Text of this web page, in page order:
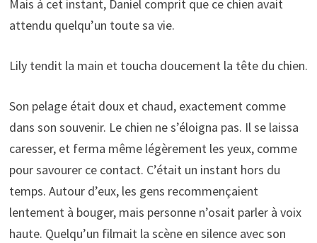
Mais à cet instant, Daniel comprit que ce chien avait
attendu quelqu’un toute sa vie.
Lily tendit la main et toucha doucement la tête du chien.
Son pelage était doux et chaud, exactement comme
dans son souvenir. Le chien ne s’éloigna pas. Il se laissa
caresser, et ferma même légèrement les yeux, comme
pour savourer ce contact. C’était un instant hors du
temps. Autour d’eux, les gens recommençaient
lentement à bouger, mais personne n’osait parler à voix
haute. Quelqu’un filmait la scène en silence avec son